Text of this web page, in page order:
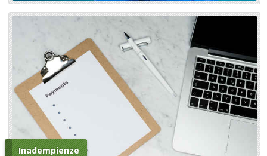
Inadempienze